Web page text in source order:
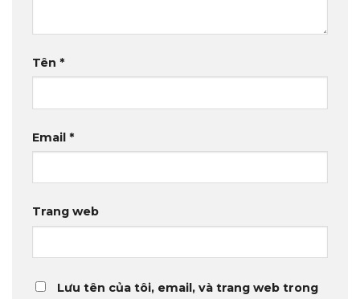
Tên *
Email *
Trang web
Lưu tên của tôi, email, và trang web trong